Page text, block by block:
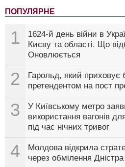
ПОПУЛЯРНЕ
1
1624-й день війни в
Києву та області. Що
Оновлюється
2
Гарольд, який приховує
претендентом на пост
3
У Київському метро
використання вагонів
під час нічних тривог
4
Молдова відкрила
через обмілення Дністра